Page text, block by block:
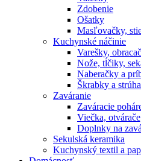
Zdobenie
Ošatky
Masľovačky,
Kuchynské náčinie
Varešky,
Nože, tĺčiky,
Naberačky a
Škrabky a
Zaváranie
Zaváracie
Viečka,
Doplnky na
Sekulská keramika
Kuchynský textil a